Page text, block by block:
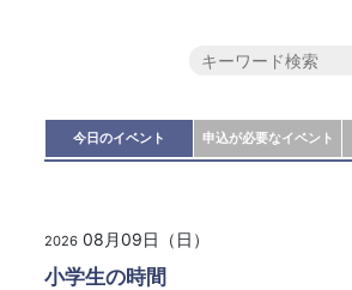
今日のイベント 申込が必要なイベント
2026 08月09日（日）
小学生の時間